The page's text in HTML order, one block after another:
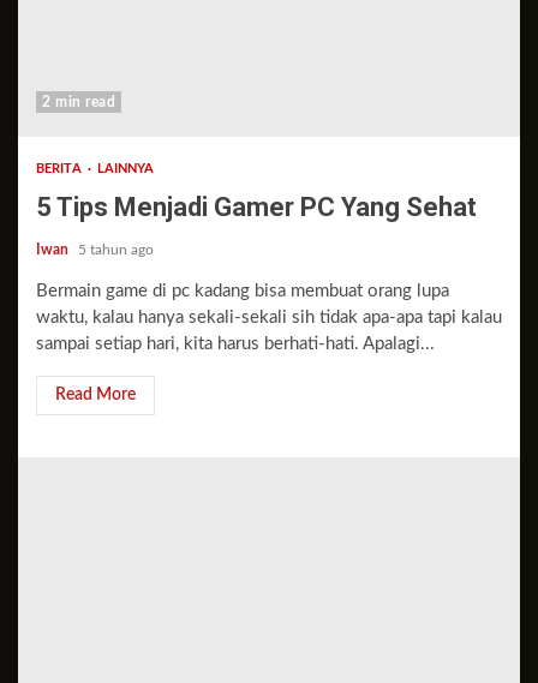
2 min read
BERITA LAINNYA
5 Tips Menjadi Gamer PC Yang Sehat
Iwan 5 tahun ago
Bermain game di pc kadang bisa membuat orang lupa
waktu, kalau hanya sekali-sekali sih tidak apa-apa tapi kalau
sampai setiap hari, kita harus berhati-hati. Apalagi...
Read More